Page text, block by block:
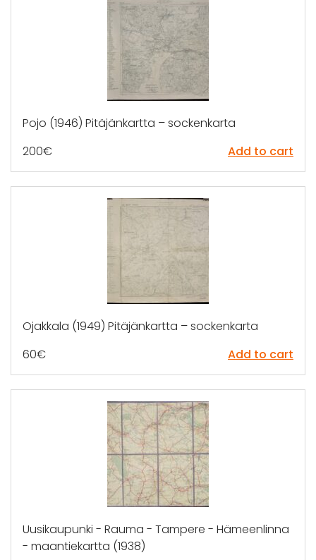
Pojo (1946) Pitäjänkartta – sockenkarta
200€ Add to cart
Ojakkala (1949) Pitäjänkartta – sockenkarta
60€ Add to cart
Uusikaupunki - Rauma - Tampere - Hämeenlinna
- maantiekartta (1938)